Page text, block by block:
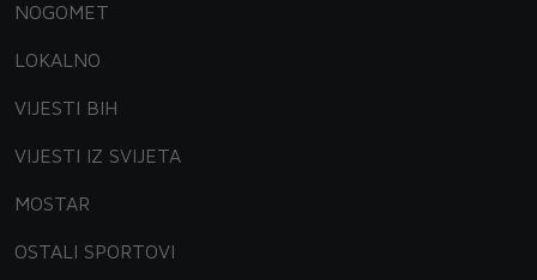
NOGOMET
LOKALNO
VIJESTI BIH
VIJESTI IZ SVIJETA
MOSTAR
OSTALI SPORTOVI